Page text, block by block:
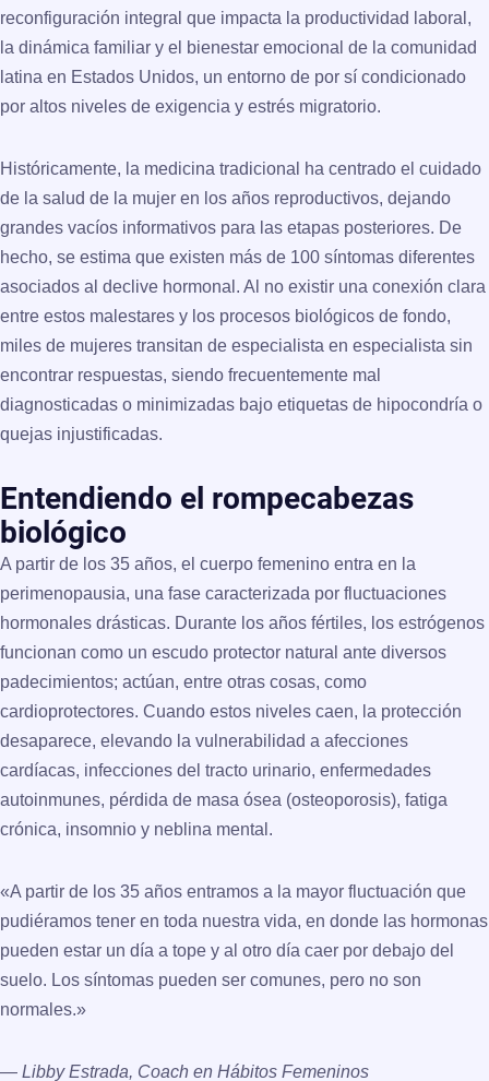
reconfiguración integral que impacta la productividad laboral,
la dinámica familiar y el bienestar emocional de la comunidad
latina en Estados Unidos, un entorno de por sí condicionado
por altos niveles de exigencia y estrés migratorio.
Históricamente, la medicina tradicional ha centrado el cuidado
de la salud de la mujer en los años reproductivos, dejando
grandes vacíos informativos para las etapas posteriores. De
hecho, se estima que existen más de 100 síntomas diferentes
asociados al declive hormonal. Al no existir una conexión clara
entre estos malestares y los procesos biológicos de fondo,
miles de mujeres transitan de especialista en especialista sin
encontrar respuestas, siendo frecuentemente mal
diagnosticadas o minimizadas bajo etiquetas de hipocondría o
quejas injustificadas.
Entendiendo el rompecabezas
biológico
A partir de los 35 años, el cuerpo femenino entra en la
perimenopausia, una fase caracterizada por fluctuaciones
hormonales drásticas. Durante los años fértiles, los estrógenos
funcionan como un escudo protector natural ante diversos
padecimientos; actúan, entre otras cosas, como
cardioprotectores. Cuando estos niveles caen, la protección
desaparece, elevando la vulnerabilidad a afecciones
cardíacas, infecciones del tracto urinario, enfermedades
autoinmunes, pérdida de masa ósea (osteoporosis), fatiga
crónica, insomnio y neblina mental.
«A partir de los 35 años entramos a la mayor fluctuación que
pudiéramos tener en toda nuestra vida, en donde las hormonas
pueden estar un día a tope y al otro día caer por debajo del
suelo. Los síntomas pueden ser comunes, pero no son
normales.»
— Libby Estrada, Coach en Hábitos Femeninos